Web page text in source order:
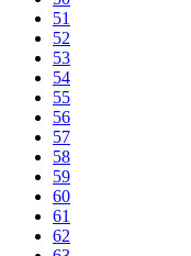
51
52
53
54
55
56
57
58
59
60
61
62